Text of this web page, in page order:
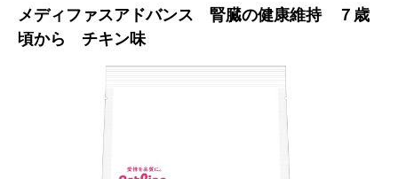
メディファスアドバンス 腎臓の健康維持 ７歳
頃から チキン味